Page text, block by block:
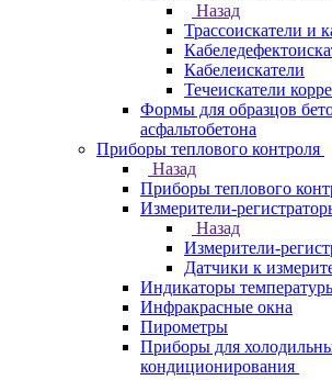
Назад
Трассоискатели и
Кабелеискатели
Течеискатели
Формы для образцов
асфальтобетона
Приборы теплового контроля
Назад
Приборы теплового
Измерители-
Назад
Измерители-
Датчики к
Индикаторы
Инфракрасные окна
Пирометры
Приборы для
кондиционирования